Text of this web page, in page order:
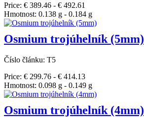
Price: € 389.46 - € 492.61
Hmotnost: 0.138 g - 0.184 g
Osmium trojúhelník (5mm)
Číslo článku: T5
Price: € 299.76 - € 414.13
Hmotnost: 0.098 g - 0.149 g
Osmium trojúhelník (4mm)